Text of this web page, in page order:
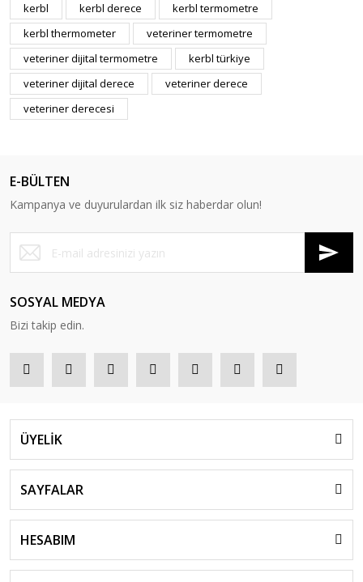
kerbl
kerbl derece
kerbl termometre
kerbl thermometer
veteriner termometre
veteriner dijital termometre
kerbl türkiye
veteriner dijital derece
veteriner derece
veteriner derecesi
E-BÜLTEN
Kampanya ve duyurulardan ilk siz haberdar olun!
SOSYAL MEDYA
Bizi takip edin.
ÜYELİK
SAYFALAR
HESABIM